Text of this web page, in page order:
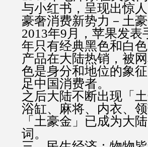
与小红书，呈现出惊
豪奢消费新势力－土
2013年9月，苹果发表
年只有经典黑色和白
产品在大陆热销，被
色是身分和地位的象
足中国消费者。
之后大陆不断出现「
浴缸、麻将、内衣、
「土豪金」已成为大
词。